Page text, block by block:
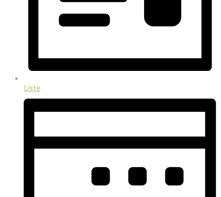
Liste